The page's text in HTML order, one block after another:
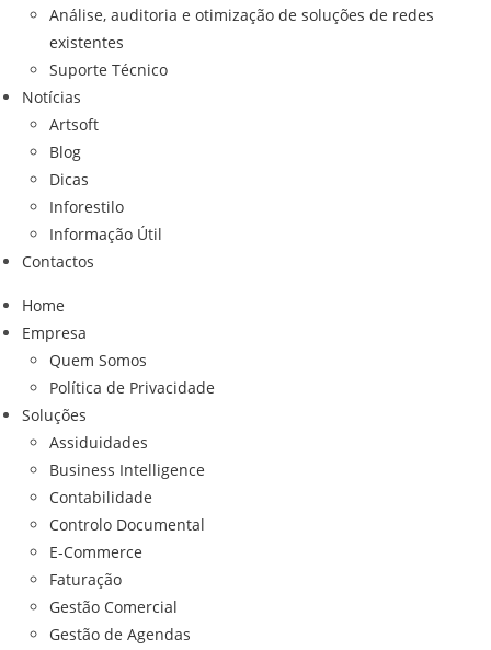
Análise, auditoria e otimização de soluções de redes
existentes
Suporte Técnico
Notícias
Artsoft
Blog
Dicas
Inforestilo
Informação Útil
Contactos
Home
Empresa
Quem Somos
Política de Privacidade
Soluções
Assiduidades
Business Intelligence
Contabilidade
Controlo Documental
E-Commerce
Faturação
Gestão Comercial
Gestão de Agendas